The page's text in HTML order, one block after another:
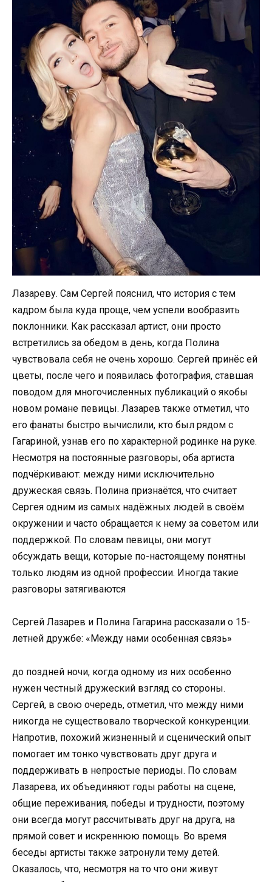
Лазареву. Сам Сергей пояснил, что история с тем
кадром была куда проще, чем успели вообразить
поклонники. Как рассказал артист, они просто
встретились за обедом в день, когда Полина
чувствовала себя не очень хорошо. Сергей принёс ей
цветы, после чего и появилась фотография, ставшая
поводом для многочисленных публикаций о якобы
новом романе певицы. Лазарев также отметил, что
его фанаты быстро вычислили, кто был рядом с
Гагариной, узнав его по характерной родинке на руке.
Несмотря на постоянные разговоры, оба артиста
подчёркивают: между ними исключительно
дружеская связь. Полина признаётся, что считает
Сергея одним из самых надёжных людей в своём
окружении и часто обращается к нему за советом или
поддержкой. По словам певицы, они могут
обсуждать вещи, которые по-настоящему понятны
только людям из одной профессии. Иногда такие
разговоры затягиваются
Сергей Лазарев и Полина Гагарина рассказали о 15-
летней дружбе: «Между нами особенная связь»
до поздней ночи, когда одному из них особенно
нужен честный дружеский взгляд со стороны.
Сергей, в свою очередь, отметил, что между ними
никогда не существовало творческой конкуренции.
Напротив, похожий жизненный и сценический опыт
помогает им тонко чувствовать друг друга и
поддерживать в непростые периоды. По словам
Лазарева, их объединяют годы работы на сцене,
общие переживания, победы и трудности, поэтому
они всегда могут рассчитывать друг на друга, на
прямой совет и искреннюю помощь. Во время
беседы артисты также затронули тему детей.
Оказалось, что, несмотря на то что они живут